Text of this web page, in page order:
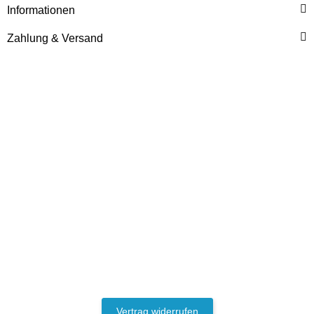
Informationen
Zahlung & Versand
Vertrag widerrufen